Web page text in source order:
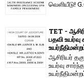
வெளியீடு!
TET -
பதவி
ஆசிரியர்
உயர்வு